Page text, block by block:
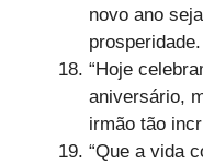
novo ano
“Hoje
aniversário,
irmão tão
“Que a vida